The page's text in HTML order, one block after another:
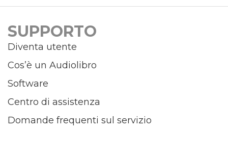
SUPPORTO
Diventa utente
Cos’è un Audiolibro
Software
Centro di assistenza
Domande frequenti sul servizio